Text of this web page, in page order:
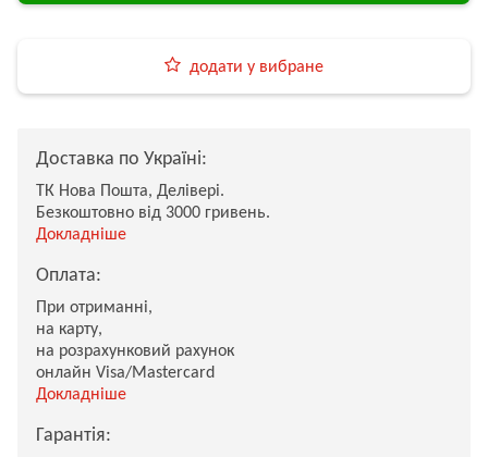
додати у вибране
Доставка по Україні:
ТК Нова Пошта, Делівері.
Безкоштовно від 3000 гривень.
Докладніше
Оплата:
При отриманні,
на карту,
на розрахунковий рахунок
онлайн Visa/Mastercard
Докладніше
Гарантія: